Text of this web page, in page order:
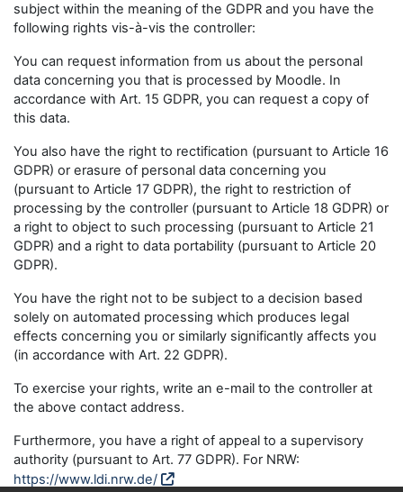
subject within the meaning of the GDPR and you have the
following rights vis-à-vis the controller:
You can request information from us about the personal
data concerning you that is processed by Moodle. In
accordance with Art. 15 GDPR, you can request a copy of
this data.
You also have the right to rectification (pursuant to Article 16
GDPR) or erasure of personal data concerning you
(pursuant to Article 17 GDPR), the right to restriction of
processing by the controller (pursuant to Article 18 GDPR) or
a right to object to such processing (pursuant to Article 21
GDPR) and a right to data portability (pursuant to Article 20
GDPR).
You have the right not to be subject to a decision based
solely on automated processing which produces legal
effects concerning you or similarly significantly affects you
(in accordance with Art. 22 GDPR).
To exercise your rights, write an e-mail to the controller at
the above contact address.
Furthermore, you have a right of appeal to a supervisory
authority (pursuant to Art. 77 GDPR). For NRW:
https://www.ldi.nrw.de/